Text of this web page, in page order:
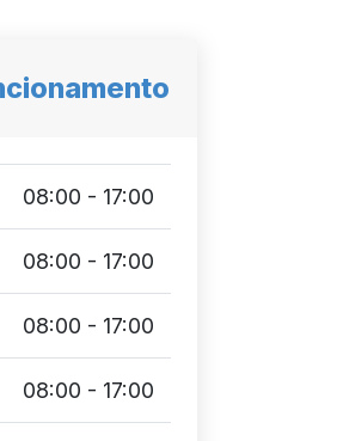
08:00 - 17:00
08:00 - 17:00
08:00 - 17:00
08:00 - 17:00